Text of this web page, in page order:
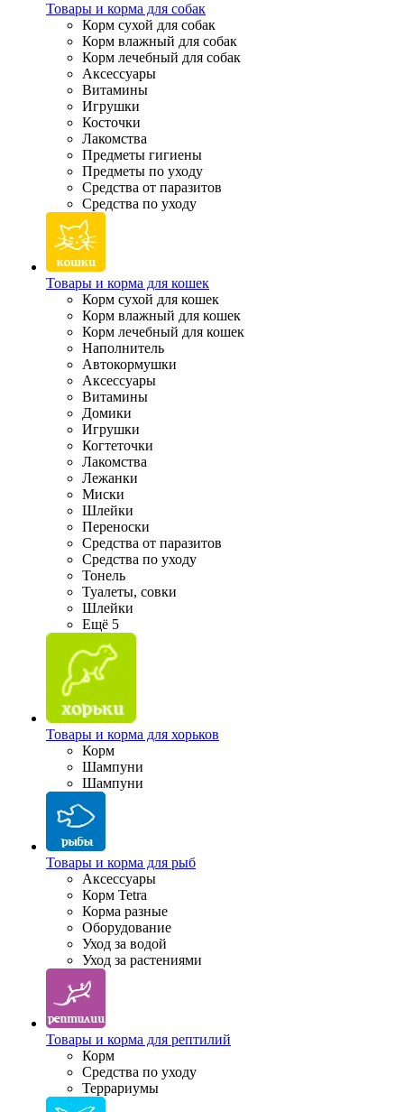
Товары и корма для собак
Корм сухой для собак
Корм влажный для собак
Корм лечебный для собак
Аксессуары
Витамины
Игрушки
Косточки
Лакомства
Предметы гигиены
Предметы по уходу
Средства от паразитов
Средства по уходу
Товары и корма для кошек
Корм сухой для кошек
Корм влажный для кошек
Корм лечебный для кошек
Наполнитель
Автокормушки
Аксессуары
Витамины
Домики
Игрушки
Когтеточки
Лакомства
Лежанки
Миски
Шлейки
Переноски
Средства от паразитов
Средства по уходу
Тонель
Туалеты, совки
Шлейки
Ещё 5
Товары и корма для хорьков
Корм
Шампуни
Шампуни
Товары и корма для рыб
Аксессуары
Корм Tetra
Корма разные
Оборудование
Уход за водой
Уход за растениями
Товары и корма для рептилий
Корм
Средства по уходу
Террариумы